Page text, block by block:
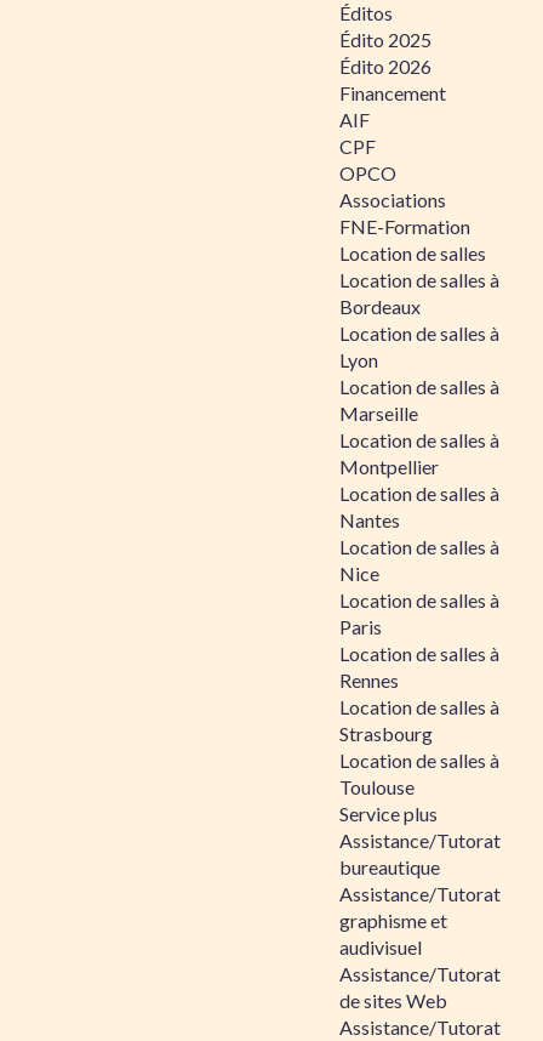
Éditos
Édito 2025
Édito 2026
Financement
AIF
CPF
OPCO
Associations
FNE-Formation
Location de salles
Location de salles à
Bordeaux
Location de salles à
Lyon
Location de salles à
Marseille
Location de salles à
Montpellier
Location de salles à
Nantes
Location de salles à
Nice
Location de salles à
Paris
Location de salles à
Rennes
Location de salles à
Strasbourg
Location de salles à
Toulouse
Service plus
Assistance/Tutorat
bureautique
Assistance/Tutorat
graphisme et
audivisuel
Assistance/Tutorat
de sites Web
Assistance/Tutorat